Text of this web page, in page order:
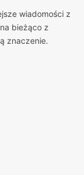
wiadomości z
bieżąco z
znaczenie.